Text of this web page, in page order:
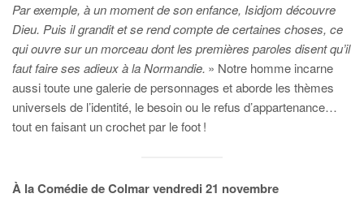
Par exemple, à un moment de son enfance, Isidjom découvre
Dieu. Puis il grandit et se rend compte de certaines choses, ce
qui ouvre sur un morceau dont les premières paroles disent qu’il
faut faire ses adieux à la Normandie. » Notre homme incarne
aussi toute une galerie de personnages et aborde les thèmes
universels de l’identité, le besoin ou le refus d’appartenance…
tout en faisant un crochet par le foot !
À la Comédie de Colmar vendredi 21 novembre